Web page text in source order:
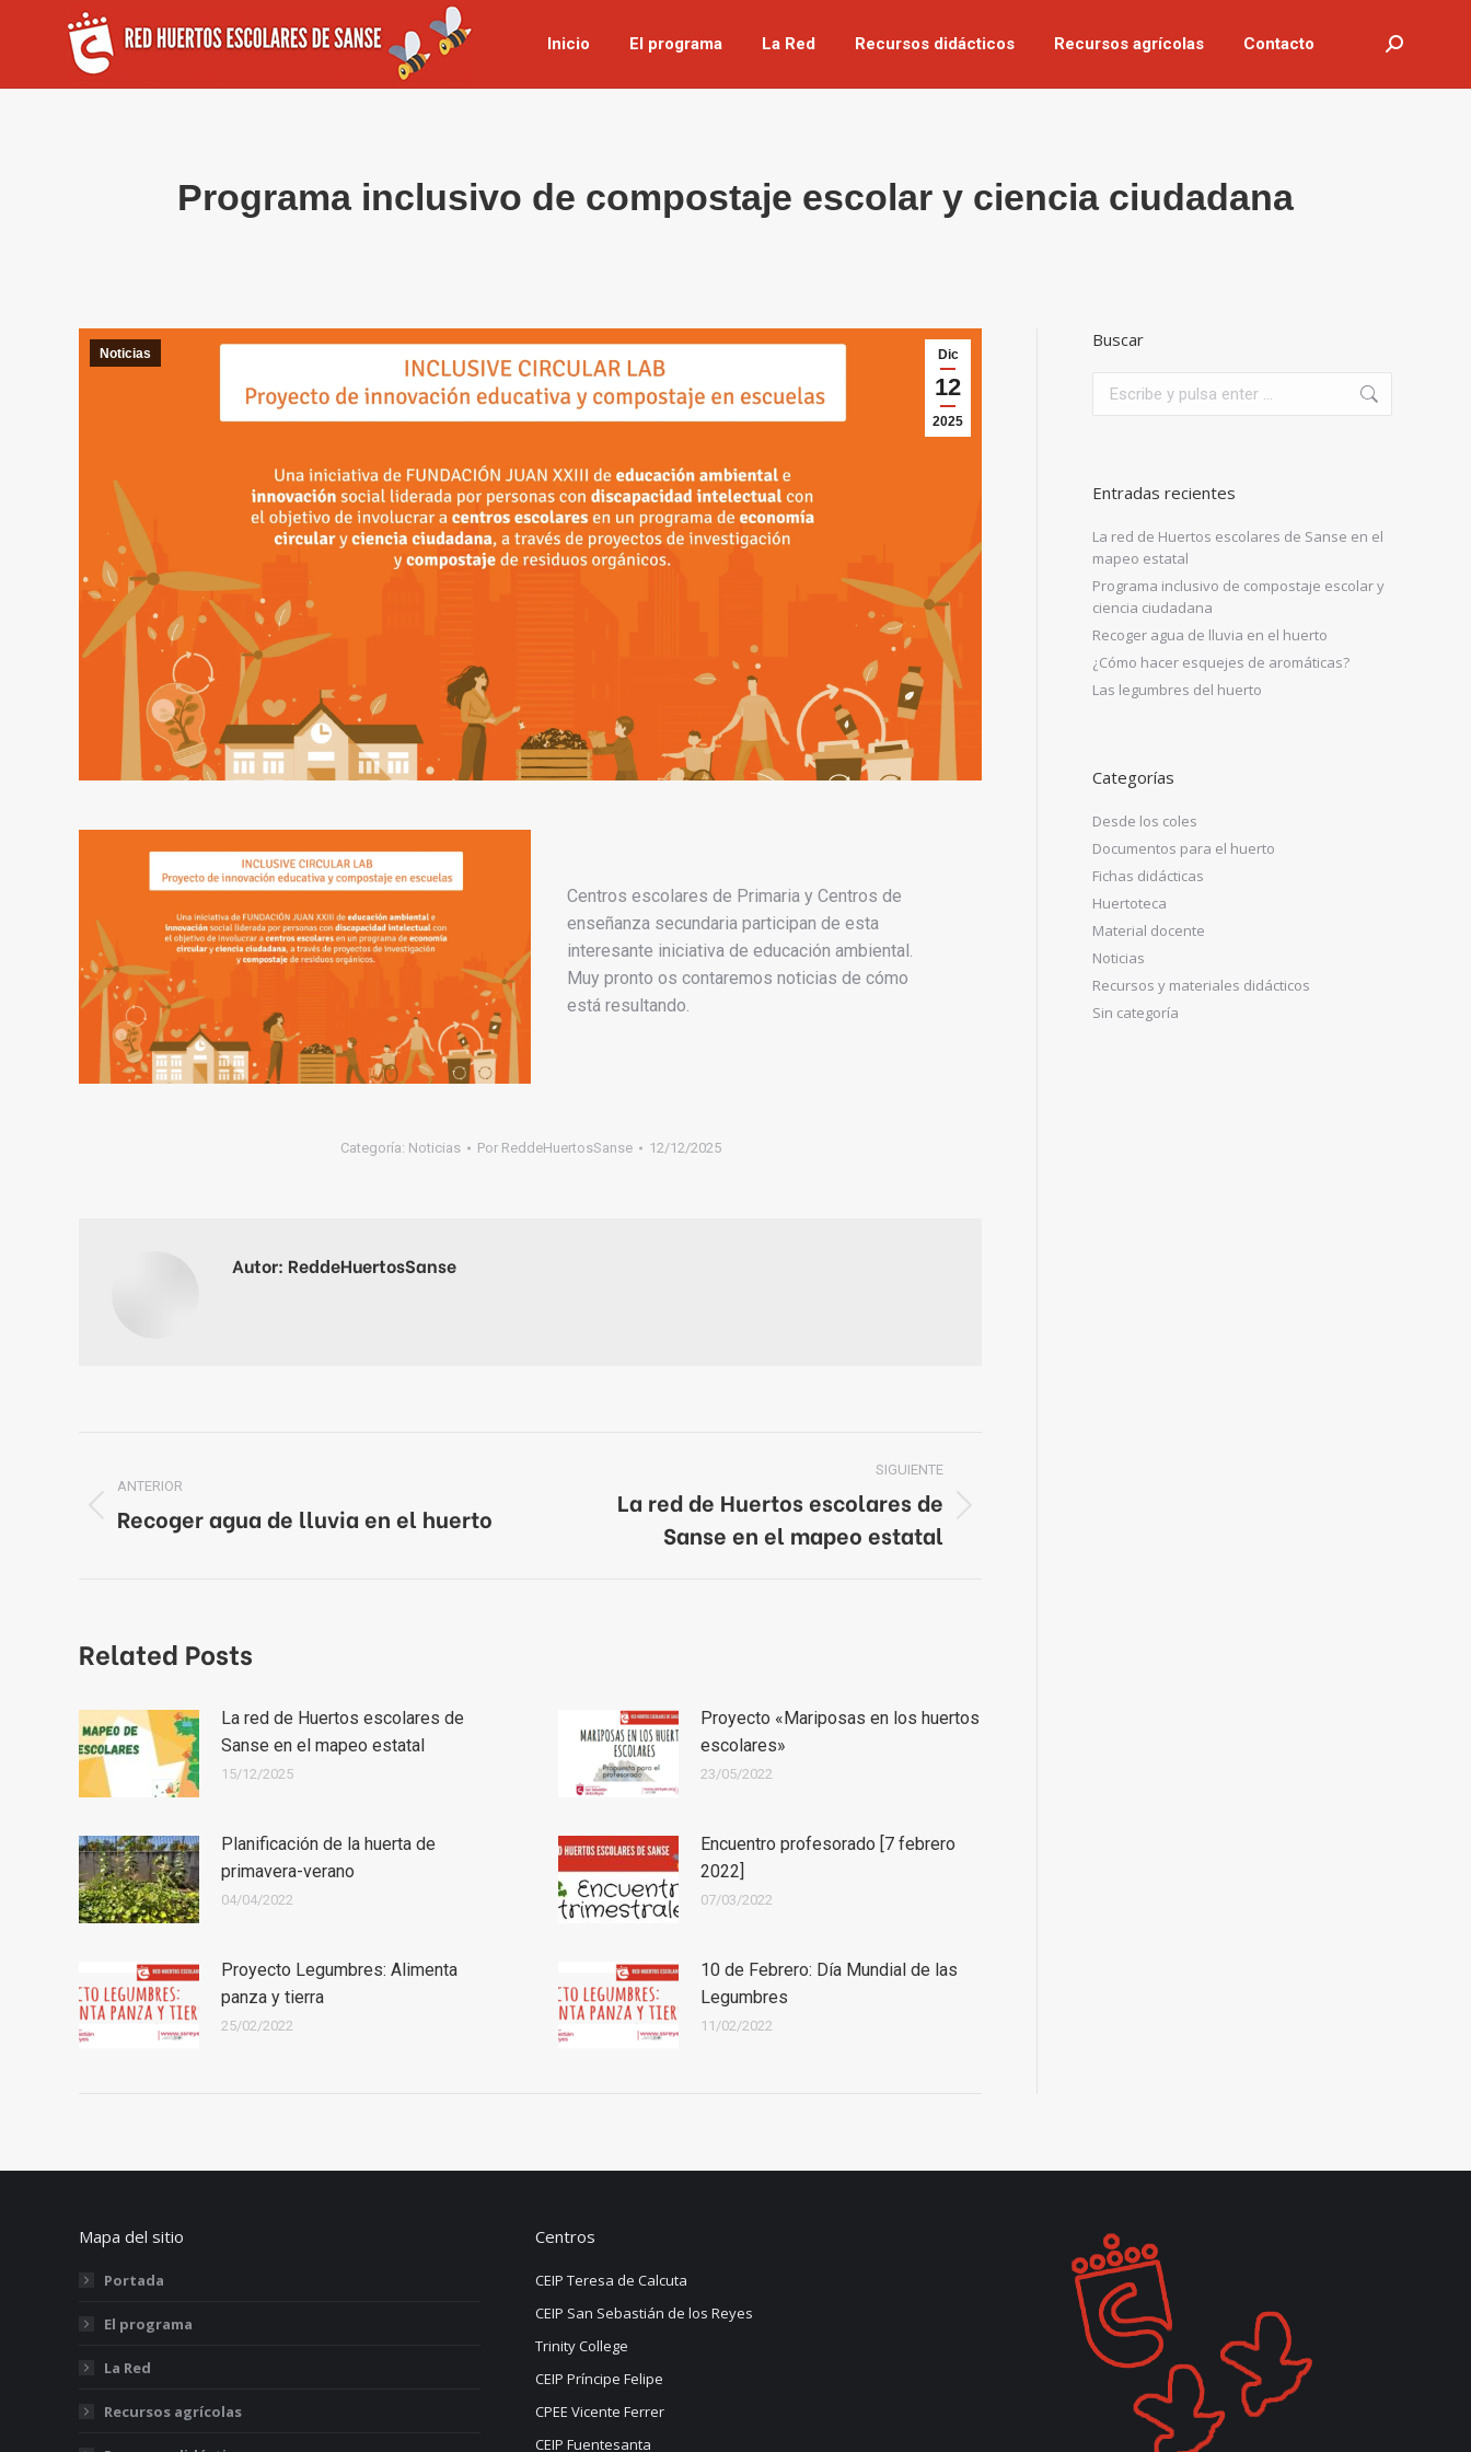
Inicio El programa La Red Recursos didácticos Recursos agrícolas Contacto Buscar:
Programa inclusivo de compostaje escolar y ciencia ciudadana
Dic
12
2025
Noticias
Centros escolares de Primaria y Centros de
enseñanza secundaria participan de esta
interesante iniciativa de educación ambiental.
Muy pronto os contaremos noticias de cómo
está resultando.
Categoría: Noticias Por ReddeHuertosSanse 12/12/2025
Autor: ReddeHuertosSanse
entre
publicaciones
ANTERIOR
Publicación
Recoger agua de lluvia en el huerto
SIGUIENTE
Publicación
La red de Huertos escolares de
Sanse en el mapeo estatal
Related Posts
La red de Huertos escolares de
Sanse en el mapeo estatal
15/12/2025
Proyecto «Mariposas en los huertos
escolares»
23/05/2022
Planificación de la huerta de
primavera-verano
04/04/2022
Encuentro profesorado [7 febrero
2022]
07/03/2022
Proyecto Legumbres: Alimenta
panza y tierra
25/02/2022
10 de Febrero: Día Mundial de las
Legumbres
11/02/2022
Buscar
Entradas recientes
La red de Huertos escolares de Sanse en el
mapeo estatal
Programa inclusivo de compostaje escolar y
ciencia ciudadana
Recoger agua de lluvia en el huerto
¿Cómo hacer esquejes de aromáticas?
Las legumbres del huerto
Categorías
Desde los coles
Documentos para el huerto
Fichas didácticas
Huertoteca
Material docente
Noticias
Recursos y materiales didácticos
Sin categoría
Mapa del sitio
Portada
El programa
La Red
Recursos agrícolas
Centros
CEIP Teresa de Calcuta
CEIP San Sebastián de los Reyes
Trinity College
CEIP Príncipe Felipe
CPEE Vicente Ferrer
CEIP Fuentesanta